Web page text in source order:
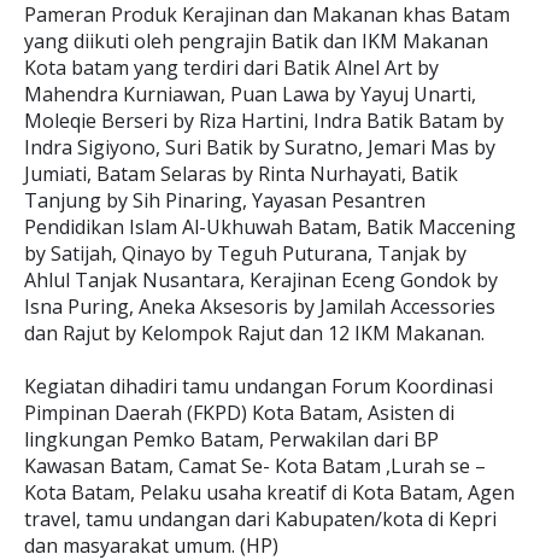
Pameran Produk Kerajinan dan Makanan khas Batam
yang diikuti oleh pengrajin Batik dan IKM Makanan
Kota batam yang terdiri dari Batik Alnel Art by
Mahendra Kurniawan, Puan Lawa by Yayuj Unarti,
Moleqie Berseri by Riza Hartini, Indra Batik Batam by
Indra Sigiyono, Suri Batik by Suratno, Jemari Mas by
Jumiati, Batam Selaras by Rinta Nurhayati, Batik
Tanjung by Sih Pinaring, Yayasan Pesantren
Pendidikan Islam Al-Ukhuwah Batam, Batik Maccening
by Satijah, Qinayo by Teguh Puturana, Tanjak by
Ahlul Tanjak Nusantara, Kerajinan Eceng Gondok by
Isna Puring, Aneka Aksesoris by Jamilah Accessories
dan Rajut by Kelompok Rajut dan 12 IKM Makanan.
Kegiatan dihadiri tamu undangan Forum Koordinasi
Pimpinan Daerah (FKPD) Kota Batam, Asisten di
lingkungan Pemko Batam, Perwakilan dari BP
Kawasan Batam, Camat Se- Kota Batam ,Lurah se –
Kota Batam, Pelaku usaha kreatif di Kota Batam, Agen
travel, tamu undangan dari Kabupaten/kota di Kepri
dan masyarakat umum. (HP)